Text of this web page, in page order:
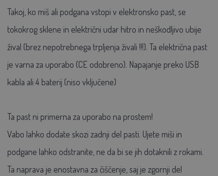
Takoj, ko miš ali podgana vstopi v elektronsko past, se
tokokrog sklene in električni udar hitro in neškodljivo ubije
žival (brez nepotrebnega trpljenja živali !!!). Ta električna past
je varna za uporabo (CE odobreno). Napajanje preko USB
kabla ali 4 baterij (niso vključene)
Ta past ni primerna za uporabo na prostem!
Vabo lahko dodate skozi zadnji del pasti. Ujete miši in
podgane lahko odstranite, ne da bi se jih dotaknili z rokami.
Ta naprava je enostavna za čiščenje, saj je zgornji del